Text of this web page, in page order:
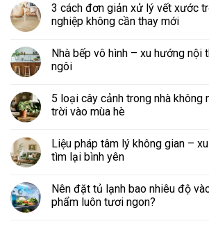
3 cách đơn giản xử lý vết xước
nghiệp không cần thay mới
Nhà bếp vô hình – xu hướng nội
ngôi
5 loại cây cảnh trong nhà không
trời vào mùa hè
Liệu pháp tâm lý không gian –
tìm lại bình yên
Nên đặt tủ lạnh bao nhiêu độ
phẩm luôn tươi ngon?